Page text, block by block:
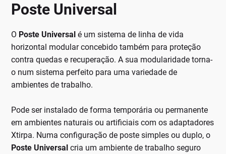
Poste Universal
O Poste Universal é um sistema de linha de vida
horizontal modular concebido também para proteção
contra quedas e recuperação. A sua modularidade torna-
o num sistema perfeito para uma variedade de
ambientes de trabalho.
Pode ser instalado de forma temporária ou permanente
em ambientes naturais ou artificiais com os adaptadores
Xtirpa. Numa configuração de poste simples ou duplo, o
Poste Universal cria um ambiente de trabalho seguro